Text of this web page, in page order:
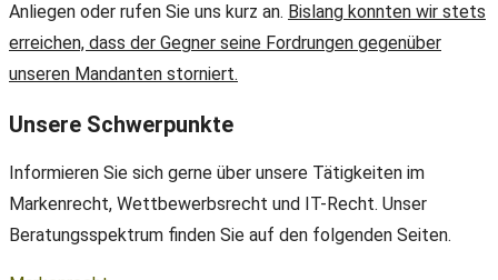
Anliegen oder rufen Sie uns kurz an. Bislang konnten wir stets
erreichen, dass der Gegner seine Fordrungen gegenüber
unseren Mandanten storniert.
Unsere Schwerpunkte
Informieren Sie sich gerne über unsere Tätigkeiten im
Markenrecht, Wettbewerbsrecht und IT-Recht. Unser
Beratungsspektrum finden Sie auf den folgenden Seiten.